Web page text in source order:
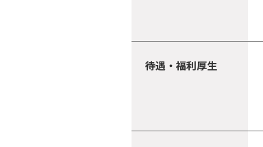
待遇・福利厚生